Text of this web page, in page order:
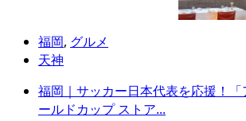
福岡, グルメ
天神
福岡｜サッカー日本代表を応援！「
ールドカップ ストア...